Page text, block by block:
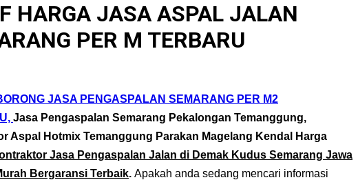
HARGA JASA ASPAL JALAN
PER M TERBARU
JASA PENGASPALAN SEMARANG PER M2
Jasa Pengaspalan Semarang Pekalongan Temanggung,
Aspal Hotmix Temanggung Parakan Magelang Kendal Harga
Jasa Pengaspalan Jalan di Demak Kudus Semarang Jawa
Bergaransi Terbaik. Apakah anda sedang mencari informasi